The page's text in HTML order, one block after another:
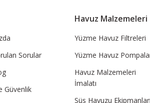
Sorular
Güvenlik
Havuz Malzemeleri
Yüzme Havuz Filtreleri
Yüzme Havuz
Havuz Malzemeleri
İmalatı
Süs Havuzu Ekipmanları